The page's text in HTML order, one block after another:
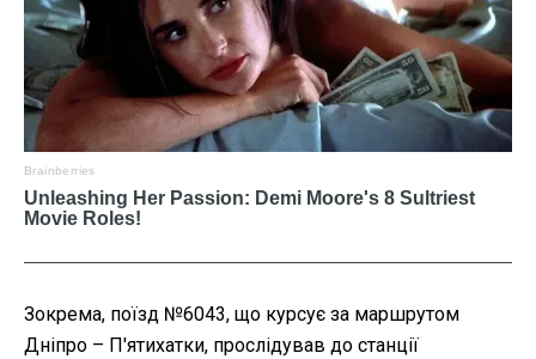
Зокрема, поїзд №6043, що курсує за маршрутом
Дніпро – П'ятихатки, прослідував до станції